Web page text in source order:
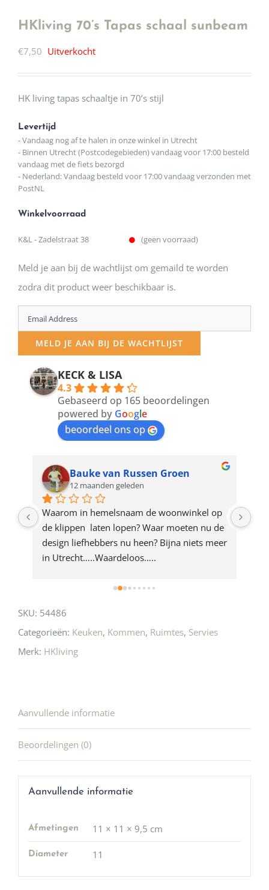
HKliving 70’s Tapas schaal sunbeam
€7,50 Uitverkocht
HK living tapas schaaltje in 70’s stijl
Levertijd
- Vandaag nog af te halen in onze winkel in Utrecht
- Binnen Utrecht (Postcodegebieden) vandaag voor 17:00 besteld
vandaag met de fiets bezorgd
- Nederland: Vandaag besteld voor 17:00 vandaag verzonden met
PostNL
Winkelvoorraad
K&L - Zadelstraat 38 (geen voorraad)
Meld je aan bij de wachtlijst om gemaild te worden
zodra dit product weer beschikbaar is.
Enter
your
email
address
product
MELD JE AAN BIJ DE WACHTLIJST
KECK & LISA
4.3
Gebaseerd op 165 beoordelingen
powered by Google
beoordeel ons op
Bauke van Russen Groen
12 maanden geleden
Waarom in hemelsnaam de woonwinkel op
de klippen  laten lopen? Waar moeten nu de
design liefhebbers nu heen? Bijna niets meer
in Utrecht…..Waardeloos…..
SKU: 54486
Categorieën: Keuken, Kommen, Ruimtes, Servies
Merk: HKliving
Aanvullende informatie
Beoordelingen (0)
Aanvullende informatie
Afmetingen 11 × 11 × 9,5 cm
Diameter 11